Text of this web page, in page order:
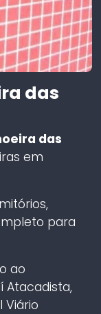
das
das
em
para
ao
Atacadista,
Viário